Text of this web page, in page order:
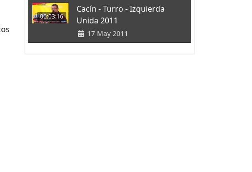
00:03:16
Cacín - Turro - Izquierda
Unida 2011
17 May 2011